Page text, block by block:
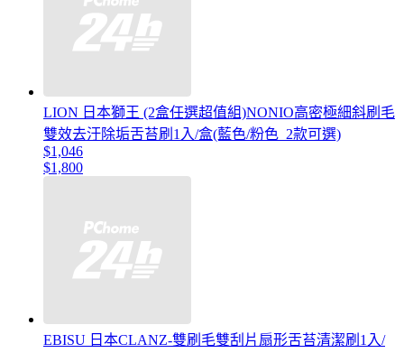
LION 日本獅王 (2盒任選超值組)NONIO高密極細斜刷毛
雙效去汙除垢舌苔刷1入/盒(藍色/粉色_2款可選)
$1,046
$1,800
EBISU 日本CLANZ-雙刷毛雙刮片扇形舌苔清潔刷1入/